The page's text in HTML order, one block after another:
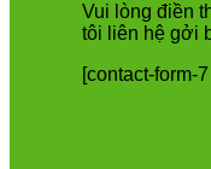
Vui òng điền
tôi liên hệ gởi
[contact-form-